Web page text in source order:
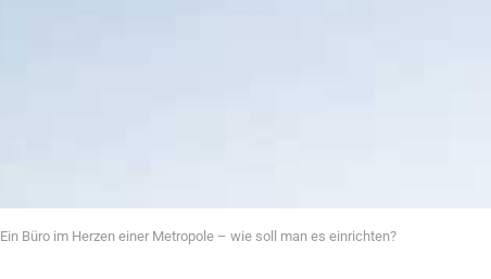
Ein Büro im Herzen einer Metropole – wie soll man es einrichten?